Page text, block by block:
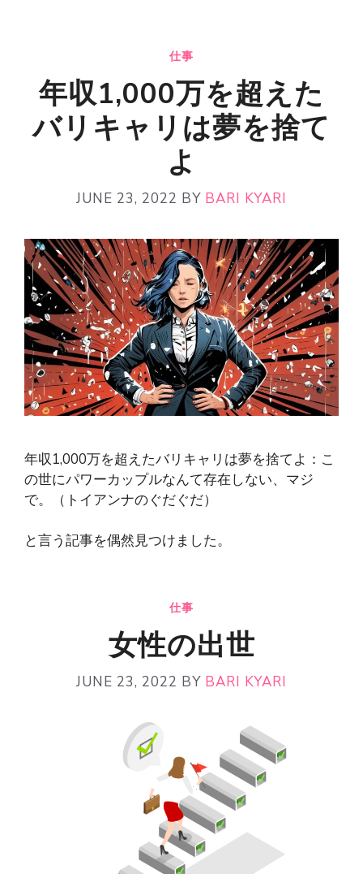
仕事
年収1,000万を超えた
バリキャリは夢を捨て
よ
JUNE 23, 2022 BY BARI KYARI
年収1,000万を超えたバリキャリは夢を捨てよ：こ
の世にパワーカップルなんて存在しない、マジ
で。（トイアンナのぐだぐだ）
と言う記事を偶然見つけました。
仕事
女性の出世
JUNE 23, 2022 BY BARI KYARI